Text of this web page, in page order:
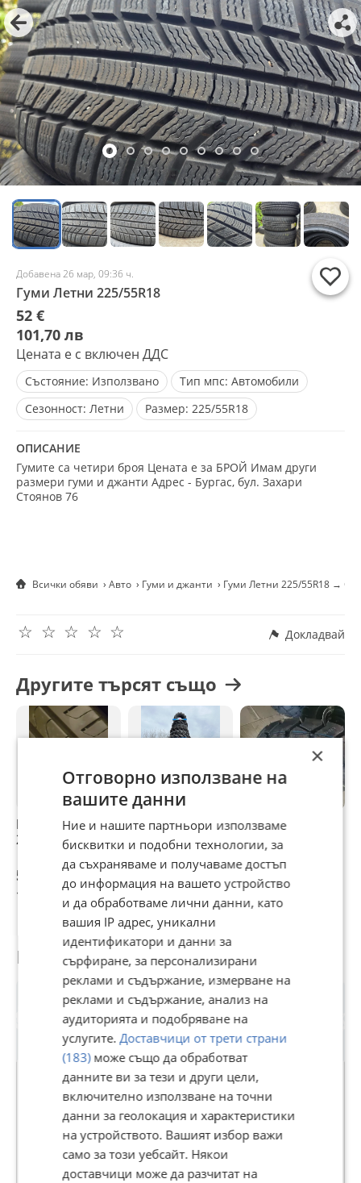
Добавена 26 мар, 09:36 ч.
Гуми Летни 225/55R18
52 €
101,70 лв
Цената е с включен ДДС
Състояние: Използвано Тип мпс: Автомобили
Сезонност: Летни Размер: 225/55R18
ОПИСАНИЕ
Гумите са четири броя Цената е за БРОЙ Имам други
размери гуми и джанти Адрес - Бургас, бул. Захари
Стоянов 76
Всички обяви Авто Гуми и джанти Гуми Летни 225/55R18 →
☆
☆
☆
☆
☆ Докладвай
Другите търсят също
Гуми Летни
225/55R18
52 €
101,70 лв
Тракторни гуми
за малогабаритни
японски трактори
50,62 €
99 лв
Нови гуми
MARCHER 6.50-10
W-9B 10PR-
мотокари
53,69 €
105,01 лв
Потребител
Jelio Nikolov
В Bazar.BG от 12 юни 2018г.
Последно активен вчера в 09:40 ч.
×
Отговорно използване на
вашите данни
Ние и нашите партньори използваме
бисквитки и подобни технологии, за
да съхраняваме и получаваме достъп
до информация на вашето устройство
и да обработваме лични данни, като
вашия IP адрес, уникални
идентификатори и данни за
сърфиране, за персонализирани
реклами и съдържание, измерване на
реклами и съдържание, анализ на
аудиторията и подобряване на
услугите. Доставчици от трети страни
(183)може също да обработват
данните ви за тези и други цели,
включително използване на точни
данни за геолокация и характеристики
на устройството. Вашият избор важи
само за този уебсайт. Някои
доставчици може да разчитат на